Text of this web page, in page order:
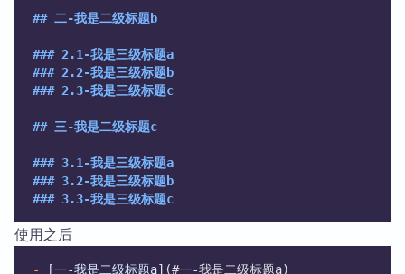
## 二-我是二级标题b
### 2.1-我是三级标题a
### 2.2-我是三级标题b
### 2.3-我是三级标题c
## 三-我是二级标题c
### 3.1-我是三级标题a
### 3.2-我是三级标题b
### 3.3-我是三级标题c
使用之后
- [一-我是二级标题a](#一-我是二级标题a)